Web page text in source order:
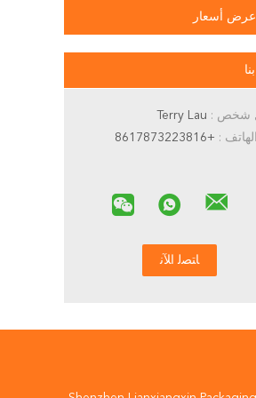
أسعار
شخص :
:
+8617873223816